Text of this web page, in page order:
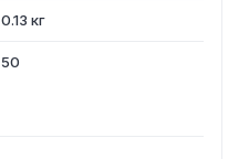
0.13 кг
50